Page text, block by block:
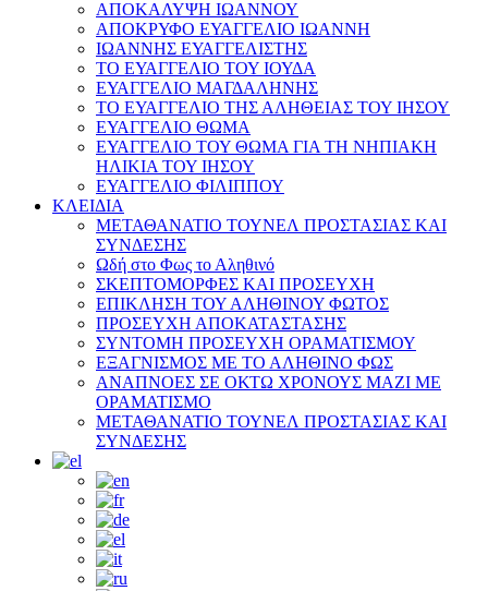
ΑΠΟΚΑΛΥΨΗ ΙΩΑΝΝΟΥ
ΑΠΟΚΡΥΦΟ ΕΥΑΓΓΕΛΙΟ ΙΩΑΝΝΗ
ΙΩΑΝΝΗΣ ΕΥΑΓΓΕΛΙΣΤΗΣ
ΤΟ ΕΥΑΓΓΕΛΙΟ ΤΟΥ ΙΟΥΔΑ
ΕΥΑΓΓΕΛΙΟ ΜΑΓΔΑΛΗΝΗΣ
ΤΟ ΕΥΑΓΓΕΛΙΟ ΤΗΣ ΑΛΗΘΕΙΑΣ ΤΟΥ ΙΗΣΟΥ
ΕΥΑΓΓΕΛΙΟ ΘΩΜΑ
ΕΥΑΓΓΕΛΙΟ ΤΟΥ ΘΩΜΑ ΓΙΑ ΤΗ ΝΗΠΙΑΚΗ
ΗΛΙΚΙΑ ΤΟΥ ΙΗΣΟΥ
ΕΥΑΓΓΕΛΙΟ ΦΙΛΙΠΠΟΥ
ΚΛΕΙΔΙΑ
ΜΕΤΑΘΑΝΑΤΙΟ ΤΟΥΝΕΛ ΠΡΟΣΤΑΣΙΑΣ ΚΑΙ
ΣΥΝΔΕΣΗΣ
Ωδή στο Φως το Αληθινό
ΣΚΕΠΤΟΜΟΡΦΕΣ ΚΑΙ ΠΡΟΣΕΥΧΗ
ΕΠΙΚΛΗΣΗ ΤΟΥ ΑΛΗΘΙΝΟΥ ΦΩΤΟΣ
ΠΡΟΣΕΥΧΗ ΑΠΟΚΑΤΑΣΤΑΣΗΣ
ΣΥΝΤΟΜΗ ΠΡΟΣΕΥΧΗ ΟΡΑΜΑΤΙΣΜΟΥ
ΕΞΑΓΝΙΣΜΟΣ ΜΕ ΤΟ ΑΛΗΘΙΝΟ ΦΩΣ
ΑΝΑΠΝΟΕΣ ΣΕ ΟΚΤΩ ΧΡΟΝΟΥΣ ΜΑΖΙ ΜΕ
ΟΡΑΜΑΤΙΣΜΟ
ΜΕΤΑΘΑΝΑΤΙΟ ΤΟΥΝΕΛ ΠΡΟΣΤΑΣΙΑΣ ΚΑΙ
ΣΥΝΔΕΣΗΣ